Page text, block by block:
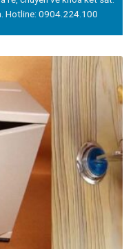
Hotline: 0904.224.100